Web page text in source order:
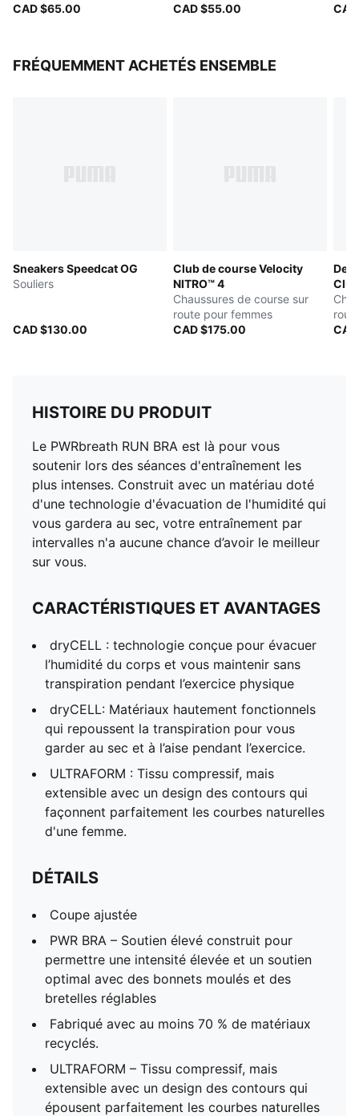
un design des contours qui épousent parfaitement les
pour un permettre ajustement personnalisé.
CAD $65.00 CAD $55.00
FRÉQUEMMENT ACHETÉS ENSEMBLE
Sneakers Speedcat OG
Souliers
CAD $130.00
Club de course Velocity
NITRO™ 4
Chaussures de course sur
route pour femmes
CAD $175.00
Club
HISTOIRE DU PRODUIT
Le PWRbreath RUN BRA est là pour vous
soutenir lors des séances d'entraînement les
plus intenses. Construit avec un matériau doté
d'une technologie d'évacuation de l'humidité qui
vous gardera au sec, votre entraînement par
intervalles n'a aucune chance d’avoir le meilleur
sur vous.
CARACTÉRISTIQUES ET AVANTAGES
dryCELL : technologie conçue pour évacuer
l’humidité du corps et vous maintenir sans
transpiration pendant l’exercice physique
dryCELL​: Matériaux hautement fonctionnels
qui repoussent la transpiration pour vous
garder au sec et à l’aise pendant l’exercice.
ULTRAFORM : Tissu compressif, mais
extensible avec un design des contours qui
façonnent parfaitement les courbes naturelles
d'une femme.
DÉTAILS
Coupe ajustée
PWR BRA – Soutien élevé construit pour
permettre une intensité élevée et un soutien
optimal avec des bonnets moulés et des
bretelles réglables
Fabriqué avec au moins 70 % de matériaux
recyclés.
ULTRAFORM – Tissu compressif, mais
extensible avec un design des contours qui
épousent parfaitement les courbes naturelles